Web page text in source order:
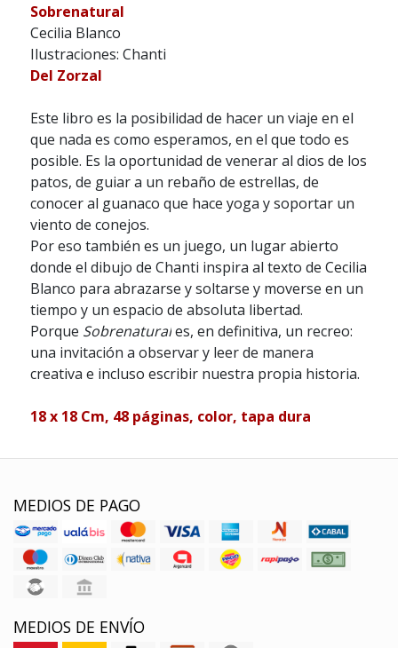
Sobrenatural
Cecilia Blanco
Ilustraciones: Chanti
Del Zorzal
Este libro es la posibilidad de hacer un viaje en el
que nada es como esperamos, en el que todo es
posible. Es la oportunidad de venerar al dios de los
patos, de guiar a un rebaño de estrellas, de
conocer al guanaco que hace yoga y soportar un
viento de conejos.
Por eso también es un juego, un lugar abierto
donde el dibujo de Chanti inspira al texto de Cecilia
Blanco para abrazarse y soltarse y moverse en un
tiempo y un espacio de absoluta libertad.
Porque Sobrenaturales, en definitiva, un recreo:
una invitación a observar y leer de manera
creativa e incluso escribir nuestra propia historia.
18 x 18 Cm, 48 páginas, color, tapa dura
MEDIOS DE PAGO
MEDIOS DE ENVÍO